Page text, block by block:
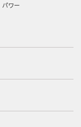
パワー